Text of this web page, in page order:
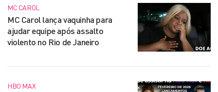
MC CAROL
MC Carol lança vaquinha para
ajudar equipe após assalto
violento no Rio de Janeiro
HBO MAX